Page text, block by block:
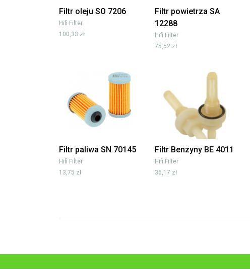
Filtr oleju SO 7206
Hifi Filter
100,33 zł
Filtr powietrza SA
12288
Hifi Filter
75,52 zł
Filtr paliwa SN 70145
Hifi Filter
13,75 zł
Filtr Benzyny BE 4011
Hifi Filter
36,17 zł